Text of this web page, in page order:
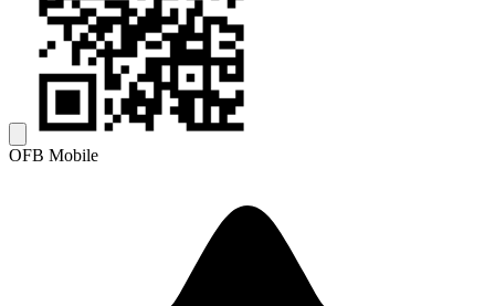
OFB Mobile